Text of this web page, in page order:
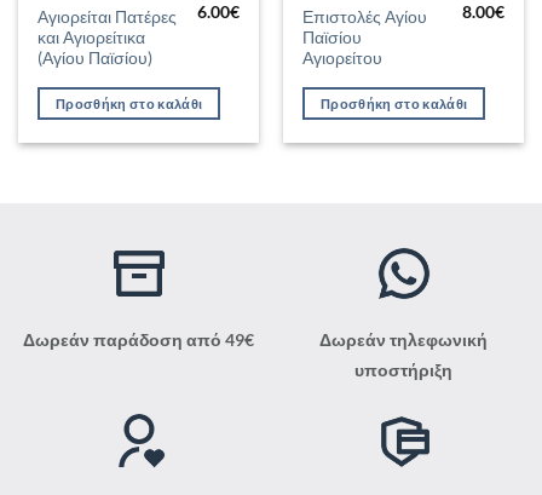
στη Λίστα
Αγιορείται Πατέρες
και Αγιορείτικα
(Αγίου Παϊσίου)
6.00€
Προσθήκη στο καλάθι
στη Λίστα
Επιστολές Αγίου
Παϊσίου
Αγιορείτου
8.00€
Προσθήκη στο καλάθι
Δωρεάν παράδοση από 49€
Δωρεάν τηλεφωνική
υποστήριξη